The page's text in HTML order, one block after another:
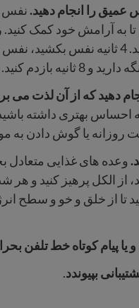
عمیق را انجام دهید.نفس
را امتحان کنید. 4 ثانیه نفس
دهید که از آن لذت می
احساس بهتری داشته
روزانه یا گوش دادن به
وعده های غذایی متعادل
تا از خلق و خو و سطح
و یا پیام کوتاه خط تلفن
بپیوندد.